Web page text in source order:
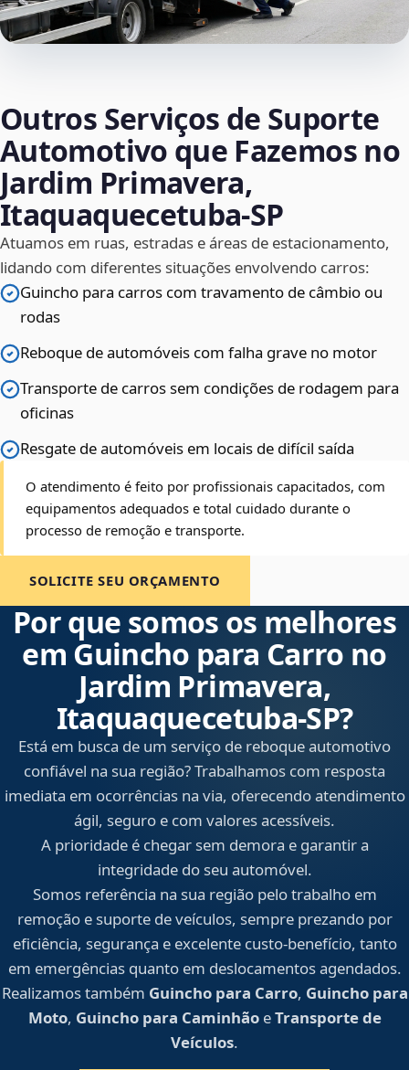
Outros Serviços de Suporte
Automotivo que Fazemos no
Jardim Primavera,
Itaquaquecetuba‑SP
Atuamos em ruas, estradas e áreas de estacionamento,
lidando com diferentes situações envolvendo carros:
Guincho para carros com travamento de câmbio ou
rodas
Reboque de automóveis com falha grave no motor
Transporte de carros sem condições de rodagem para
oficinas
Resgate de automóveis em locais de difícil saída
O atendimento é feito por profissionais capacitados, com
equipamentos adequados e total cuidado durante o
processo de remoção e transporte.
SOLICITE SEU ORÇAMENTO
Por que somos os melhores
em Guincho para Carro no
Jardim Primavera,
Itaquaquecetuba‑SP?
Está em busca de um serviço de reboque automotivo
confiável na sua região? Trabalhamos com resposta
imediata em ocorrências na via, oferecendo atendimento
ágil, seguro e com valores acessíveis.
A prioridade é chegar sem demora e garantir a
integridade do seu automóvel.
Somos referência na sua região pelo trabalho em
remoção e suporte de veículos, sempre prezando por
eficiência, segurança e excelente custo-benefício, tanto
em emergências quanto em deslocamentos agendados.
Realizamos também Guincho para Carro, Guincho para
Moto, Guincho para CaminhãoeTransporte de
Veículos.